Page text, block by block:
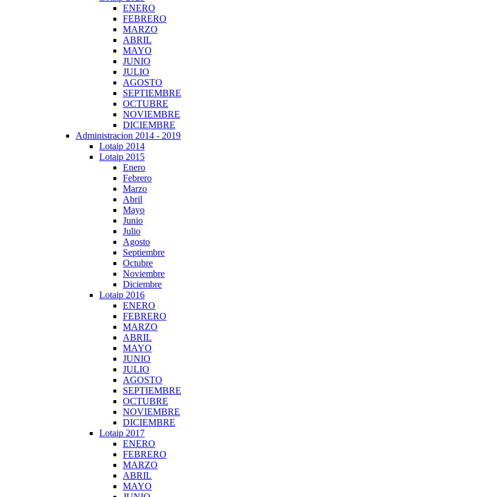
ENERO
FEBRERO
MARZO
ABRIL
MAYO
JUNIO
JULIO
AGOSTO
SEPTIEMBRE
OCTUBRE
NOVIEMBRE
DICIEMBRE
Administracion 2014 - 2019
Lotaip 2014
Lotaip 2015
Enero
Febrero
Marzo
Abril
Mayo
Junio
Julio
Agosto
Septiembre
Octubre
Noviembre
Diciembre
Lotaip 2016
ENERO
FEBRERO
MARZO
ABRIL
MAYO
JUNIO
JULIO
AGOSTO
SEPTIEMBRE
OCTUBRE
NOVIEMBRE
DICIEMBRE
Lotaip 2017
ENERO
FEBRERO
MARZO
ABRIL
MAYO